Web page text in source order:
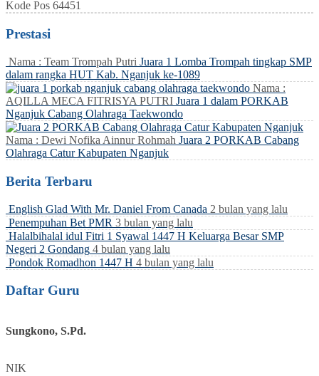
Kode Pos 64451
Prestasi
Nama : Team Trompah Putri Juara 1 Lomba Trompah tingkap SMP
dalam rangka HUT Kab. Nganjuk ke-1089
Nama :
AQILLA MECA FITRISYA PUTRI Juara 1 dalam PORKAB
Nganjuk Cabang Olahraga Taekwondo
Nama : Dewi Nofika Ainnur Rohmah Juara 2 PORKAB Cabang
Olahraga Catur Kabupaten Nganjuk
Berita Terbaru
English Glad With Mr. Daniel From Canada 2 bulan yang lalu
Penempuhan Bet PMR 3 bulan yang lalu
Halalbihalal idul Fitri 1 Syawal 1447 H Keluarga Besar SMP
Negeri 2 Gondang 4 bulan yang lalu
Pondok Romadhon 1447 H 4 bulan yang lalu
Daftar Guru
Sungkono, S.Pd.
NIK